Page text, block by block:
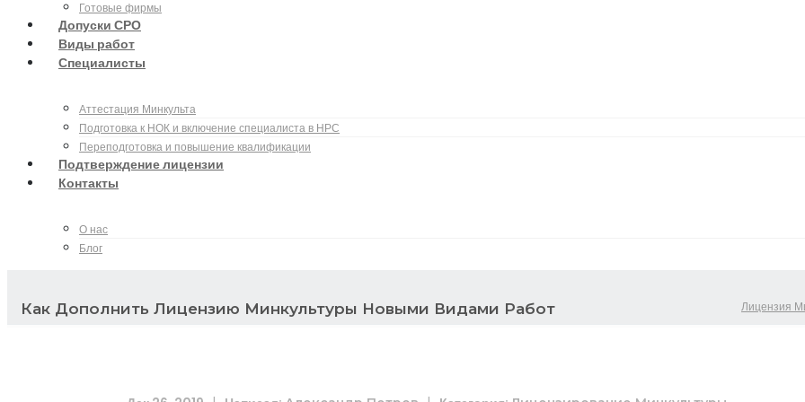
Готовые фирмы
Допуски СРО
Виды работ
Специалисты
Аттестация Минкульта
Подготовка к НОК и включение специалиста в НРС
Переподготовка и повышение квалификации
Подтверждение лицензии
Контакты
О нас
Блог
Как Дополнить Лицензию Минкультуры Новыми Видами Работ Лицензия